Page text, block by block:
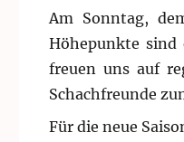
Am Sonntag,
Höhepunkte
freuen uns auf
Schachfreunde
Für die neue